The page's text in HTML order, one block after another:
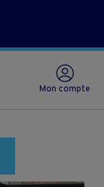
Mon compte